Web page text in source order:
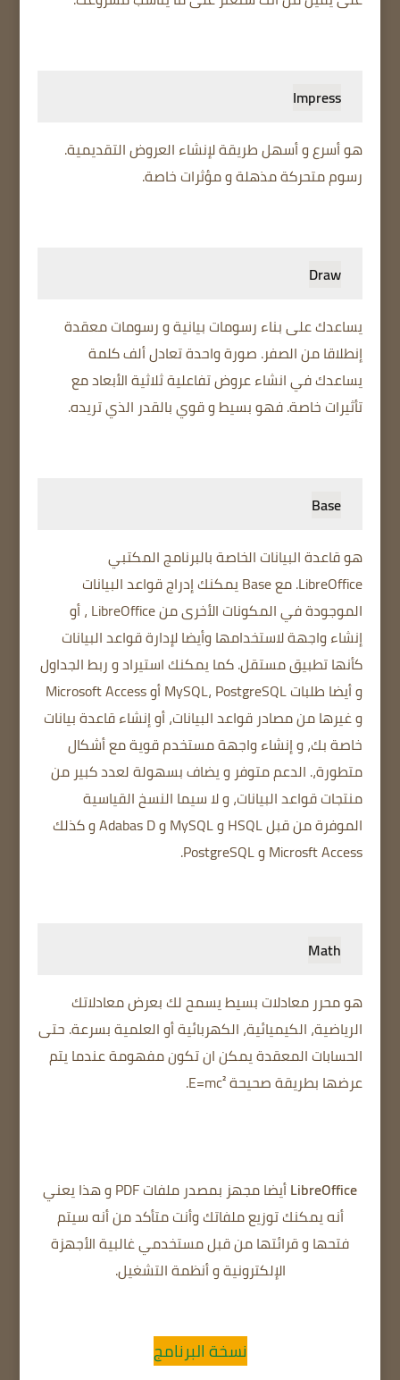
Impress
هو أسرع و أسهل طريقة لإنشاء العروض التقديمية.
رسوم متحركة مذهلة و مؤثرات خاصة.
Draw
يساعدك على بناء رسومات بيانية و رسومات معقدة
إنطلاقا من الصفر. صورة واحدة تعادل ألف كلمة
يساعدك في انشاء عروض تفاعلية ثلاثية اﻷبعاد مع
تأثيرات خاصة. فهو بسيط و قوي بالقدر الذي تريده.
Base
هو قاعدة البيانات الخاصة بالبرنامج المكتبي
LibreOffice. مع Base يمكنك إدراج قواعد البيانات
الموجودة في المكونات اﻷخرى من LibreOffice ، أو
إنشاء واجهة لاستخدامها وأيضا لإدارة قواعد البيانات
كأنها تطبيق مستقل. كما يمكنك استيراد و ربط الجداول
و أيضا طلبات MySQL، PostgreSQL أو Microsoft Access
و غيرها من مصادر قواعد البيانات، أو إنشاء قاعدة بيانات
خاصة بك، و إنشاء واجهة مستخدم قوية مع أشكال
متطورة،. الدعم متوفر و يضاف بسهولة لعدد كبير من
منتجات قواعد البيانات، و لا سيما النسخ القياسية
الموفرة من قبل HSQL و MySQL و Adabas D و كذلك
Microsft Access و PostgreSQL.
Math
هو محرر معادلات بسيط يسمح لك بعرض معادلاتك
الرياضية، الكيميائية، الكهربائية أو العلمية بسرعة. حتى
الحسابات المعقدة يمكن ان تكون مفهومة عندما يتم
عرضها بطريقة صحيحة E=mc².
LibreOffice
أيضا مجهز بمصدر ملفات PDF و هذا يعني
أنه يمكنك توزيع ملفاتك وأنت متأكد من أنه سيتم
فتحها و قرائتها من قبل مستخدمي غالبية اﻷجهزة
الإلكترونية و أنظمة التشغيل.
نسخة البرنامج